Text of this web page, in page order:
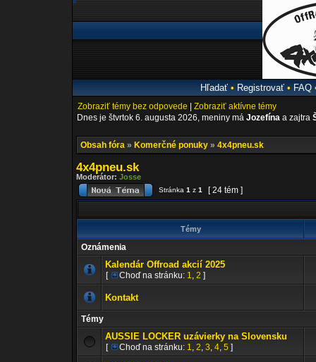
Hľadať• Registrovať• FAQ
Zobraziť témy bez odpovede
Zobraziť aktívne témy
Dnes je štvrtok 6. augusta 2026, meniny má Jozefína a zajtra
Obsah fóra » Komerčné ponuky » 4x4pneu.sk
4x4pneu.sk
Moderátor: Josse
Stránka 1 z 1 [ 24 tém ]
Témy
Oznámenia
Kalendár Offroad akcií 2025
[ Choď na stránku: 1, 2 ]
Kontakt
Témy
AUSSIE LOCKER uzávierky na Slovensku
[ Choď na stránku: 1, 2, 3, 4, 5 ]